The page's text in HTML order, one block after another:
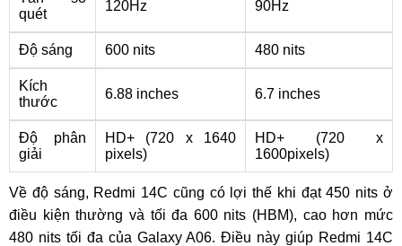
quét
120Hz 90Hz
Độ sáng 600 nits 480 nits
Kích
thước
6.88 inches 6.7 inches
Độ phân
giải
HD+ (720 x 1640
pixels)
HD+ (720 x
1600pixels)
Về độ sáng, Redmi 14C cũng có lợi thế khi đạt 450 nits ở
điều kiện thường và tối đa 600 nits (HBM), cao hơn mức
480 nits tối đa của Galaxy A06. Điều này giúp Redmi 14C